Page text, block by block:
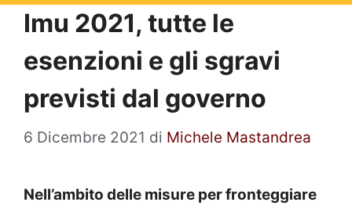
Imu 2021, tutte le
esenzioni e gli sgravi
previsti dal governo
6 Dicembre 2021 di Michele Mastandrea
Nell’ambito delle misure per fronteggiare